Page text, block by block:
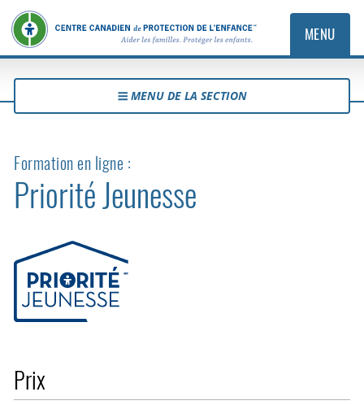
MENU
MENU DE LA SECTION
Formation en ligne :
Priorité Jeunesse
Prix